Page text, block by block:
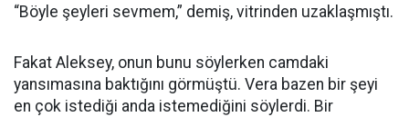
“Böyle şeyleri sevmem,” demiş, vitrinden uzaklaşmıştı.
Fakat Aleksey, onun bunu söylerken camdaki
yansımasına baktığını görmüştü. Vera bazen bir şeyi
en çok istediği anda istemediğini söylerdi. Bir